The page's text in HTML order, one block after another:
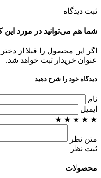
ثبت دیدگاه
شما هم می‌توانید در مورد این
اگر این محصول را قبلا از
عنوان خریدار ثبت خواهد شد.
دیدگاه خود را شرح دهید
نام
ایمیل
★
★
★
★
★
متن نظر
ثبت نظر
محصولات